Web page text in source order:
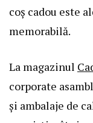
coș cadou este
memorabilă.
La magazinul
corporate
și ambalaje de